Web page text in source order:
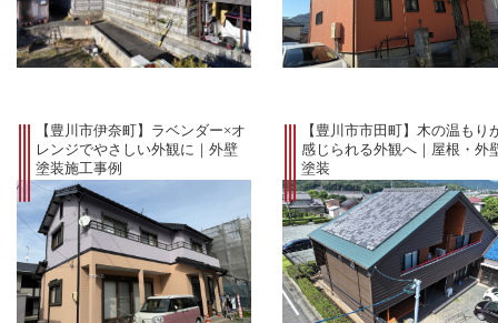
【豊川市伊奈町】ラベンダー×オ
レンジでやさしい外観に｜外壁
塗装施工事例
【豊川市市田町】木の温もり
感じられる外観へ｜屋根・外
塗装
施工事例